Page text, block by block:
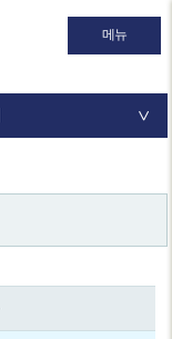
메뉴
∨